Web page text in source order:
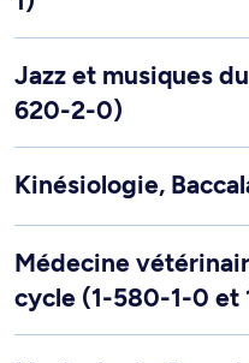
Jazz et musiques
620-2-0)
Kinésiologie,
Médecine
cycle (1-580-1-0 et